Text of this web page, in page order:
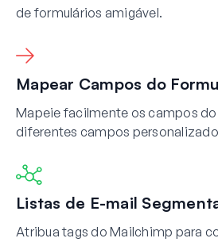
de formulários amigável.
Mapear Campos do
Mapeie facilmente os campos
diferentes campos
Listas de E-mail
Atribua tags do Mailchimp para